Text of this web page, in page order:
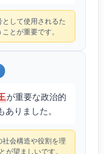
して使用されるた
とが重要です。
が重要な政治的
りました。
会構造や役割を理
が望ましいです。